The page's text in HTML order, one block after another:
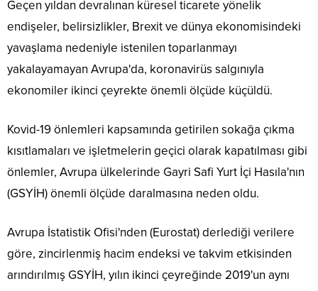
Geçen yıldan devralınan küresel ticarete yönelik
endişeler, belirsizlikler, Brexit ve dünya ekonomisindeki
yavaşlama nedeniyle istenilen toparlanmayı
yakalayamayan Avrupa'da, koronavirüs salgınıyla
ekonomiler ikinci çeyrekte önemli ölçüde küçüldü.
Kovid-19 önlemleri kapsamında getirilen sokağa çıkma
kısıtlamaları ve işletmelerin geçici olarak kapatılması gibi
önlemler, Avrupa ülkelerinde Gayri Safi Yurt İçi Hasıla'nın
(GSYİH) önemli ölçüde daralmasına neden oldu.
Avrupa İstatistik Ofisi'nden (Eurostat) derlediği verilere
göre, zincirlenmiş hacim endeksi ve takvim etkisinden
arındırılmış GSYİH, yılın ikinci çeyreğinde 2019'un aynı